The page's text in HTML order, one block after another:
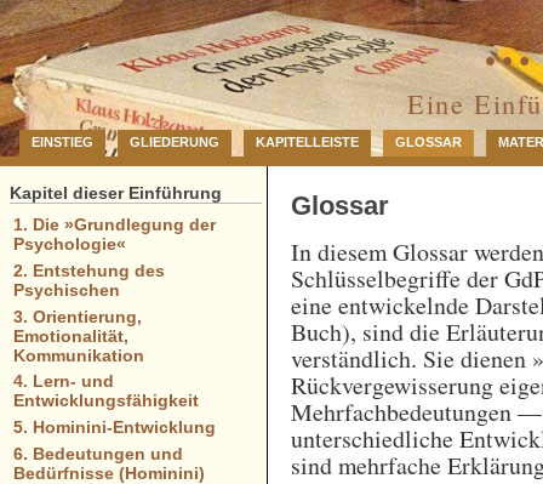
…
Eine
EINSTIEG GLIEDERUNG KAPITELLEISTE GLOSSAR
Glossar
In diesem Glossar
Schlüsselbegriffe der
eine entwickelnde
Buch), sind die
verständlich. Sie dienen
Rückvergewisserung
Mehrfachbedeutungen
unterschiedliche
sind mehrfache
Kapitel dieser Einführung
1. Die »Grundlegung der
Psychologie«
2. Entstehung des
Psychischen
3. Orientierung,
Emotionalität,
Kommunikation
4. Lern- und
Entwicklungsfähigkeit
5. Hominini-Entwicklung
6. Bedeutungen und
Bedürfnisse (Hominini)